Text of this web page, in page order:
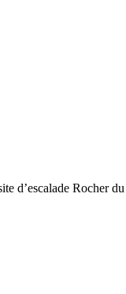
Rocher